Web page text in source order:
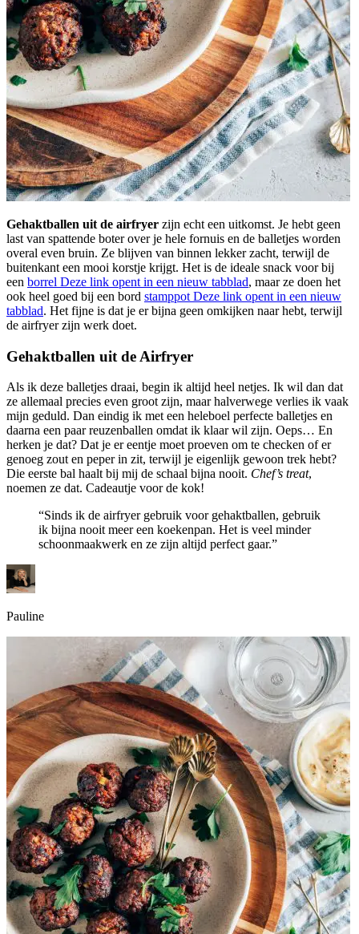
Gehaktballen uit de airfryer zijn echt een uitkomst. Je hebt geen
last van spattende boter over je hele fornuis en de balletjes worden
overal even bruin. Ze blijven van binnen lekker zacht, terwijl de
buitenkant een mooi korstje krijgt. Het is de ideale snack voor bij
een borrel Deze link opent in een nieuw tabblad, maar ze doen het
ook heel goed bij een bord stamppot Deze link opent in een nieuw
tabblad. Het fijne is dat je er bijna geen omkijken naar hebt, terwijl
de airfryer zijn werk doet.
Gehaktballen uit de Airfryer
Als ik deze balletjes draai, begin ik altijd heel netjes. Ik wil dan dat
ze allemaal precies even groot zijn, maar halverwege verlies ik vaak
mijn geduld. Dan eindig ik met een heleboel perfecte balletjes en
daarna een paar reuzenballen omdat ik klaar wil zijn. Oeps… En
herken je dat? Dat je er eentje moet proeven om te checken of er
genoeg zout en peper in zit, terwijl je eigenlijk gewoon trek hebt?
Die eerste bal haalt bij mij de schaal bijna nooit. Chef’s treat,
noemen ze dat. Cadeautje voor de kok!
“Sinds ik de airfryer gebruik voor gehaktballen, gebruik
ik bijna nooit meer een koekenpan. Het is veel minder
schoonmaakwerk en ze zijn altijd perfect gaar.”
Pauline